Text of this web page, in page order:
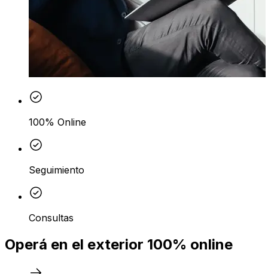
100% Online
Seguimiento
Consultas
Operá en el exterior 100% online